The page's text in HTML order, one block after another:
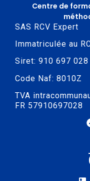
Centre de
SAS RCV Expert
Immatriculée au
Siret: 910 697 028
Code Naf: 8010Z
TVA
FR 57910697028